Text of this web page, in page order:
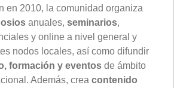
en 2010, la comunidad organiza
anuales, seminarios,
y online a nivel general y
nodos locales, así como difundir
formación y eventos de ámbito
Además, crea contenido